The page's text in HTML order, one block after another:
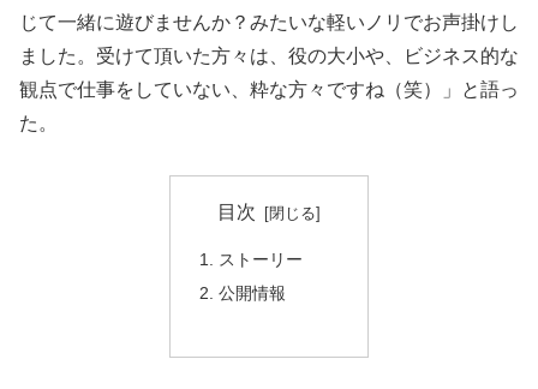
じて一緒に遊びませんか？みたいな軽いノリでお声掛けし
ました。受けて頂いた方々は、役の大小や、ビジネス的な
観点で仕事をしていない、粋な方々ですね（笑）」と語っ
た。
目次
ストーリー
公開情報